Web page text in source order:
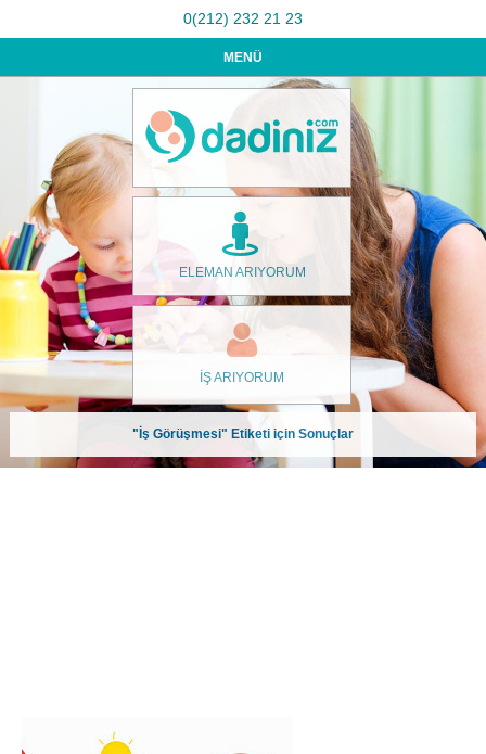
0(212) 232 21 23
MENÜ
ELEMAN ARIYORUM
İŞ ARIYORUM
"İş Görüşmesi" Etiketi için Sonuçlar